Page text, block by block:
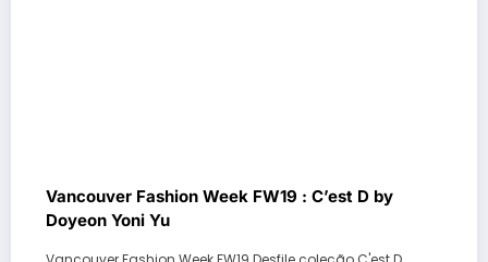
Vancouver Fashion Week FW19 : C’est D by
Doyeon Yoni Yu